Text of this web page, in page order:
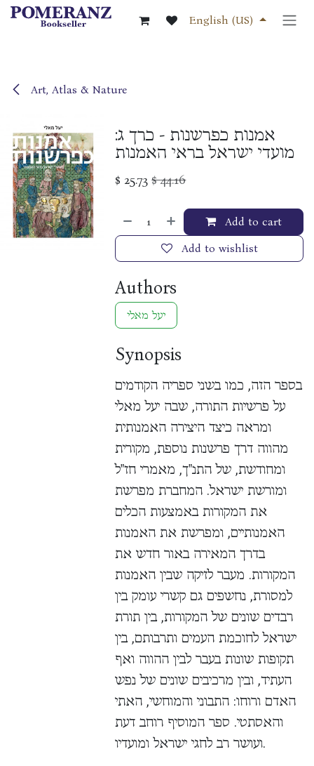
Skip to Content
English (US)
Art, Atlas & Nature
אמנות כפרשנות - כרך ג:
מועדי ישראל בראי האמנות
$ 25.73 $44.16
Add to cart
Add to wishlist
Authors
יעל מאלי
Synopsis
בספר הזה, כמו בשני ספריה הקודמים
על פרשיות התורה, שבה יעל מאלי
ומראה כיצד היצירה האמנותית
מהווה דרך פרשנות נוספת, מקורית
ומחודשת, של התנ"ך, מאמרי חז"ל
ומורשת ישראל. המחברת מפרשת
את המקורות באמצעות הכלים
האמנותיים, ומפרשת את האמנות
בדרך המאירה באור חדש את
המקורות. מעבר לזיקה שבין האמנות
למסורת, נחשפים גם קשרי עומק בין
רבדים שונים של המקורות, בין תורת
ישראל לחוכמת העמים ותרבותם, בין
תקופות שונות בעבר לבין ההווה ואף
העתיד, ובין מרכיבים שונים של נפש
האדם ורוחו: התבוני והמוחשי, האתי
והאסתטי. ספר המוסיף רוחב דעת
ועושר רב לחגי ישראל ומועדיו.